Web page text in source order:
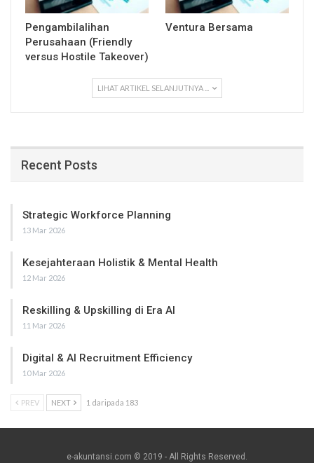
Pengambilalihan
Perusahaan (Friendly
versus Hostile Takeover)
Ventura Bersama
LIHAT ARTIKEL SELANJUTNYA ...
Recent Posts
Strategic Workforce Planning
13 Mar 2026
Kesejahteraan Holistik & Mental Health
12 Mar 2026
Reskilling & Upskilling di Era AI
11 Mar 2026
Digital & AI Recruitment Efficiency
10 Mar 2026
PREV NEXT 1 daripada 183
e-akuntansi.com © 2019 - All Rights Reserved.